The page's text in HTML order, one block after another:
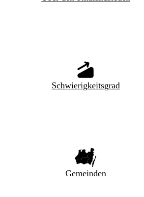
Schwierigkeitsgrad
Gemeinden